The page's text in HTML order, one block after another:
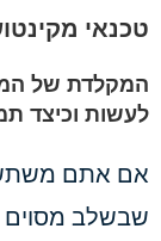
טכנאי
המקלדת של
לעשות וכיצד
אם אתם
שבשלב מסוים